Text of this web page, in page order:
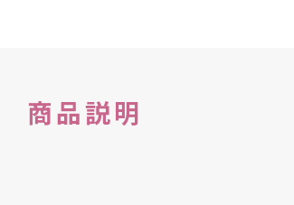
商品説明